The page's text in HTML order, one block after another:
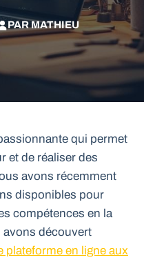
PARMATHIEU
qui permet
et de réaliser des
avons récemment
disponibles pour
compétences en la
avons découvert
en ligne aux